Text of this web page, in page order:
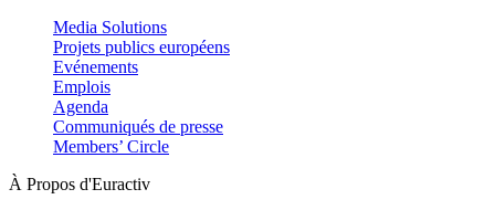
Media Solutions
Projets publics européens
Evénements
Emplois
Agenda
Communiqués de presse
Members’ Circle
À Propos d'Euractiv